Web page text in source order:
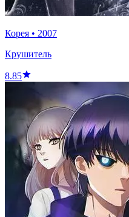
Корея • 2007
Крушитель
8.85